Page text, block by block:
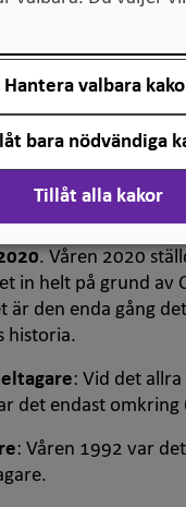
fakta kring
att bredda
. Våren 2020
in helt på grund av
är den enda gång
historia.
: Vid det
det endast omkring
: Våren 1992 var
Hantera valbara
bara nödvändiga
Tillåt alla kakor